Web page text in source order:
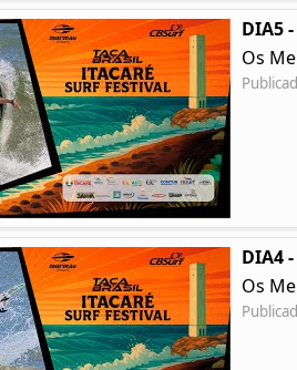
DIA5
Os
DIA4
Os